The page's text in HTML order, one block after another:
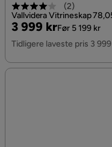
(2)
Vallvidera Vitrineskap
Pris
3 999 kr
Original
Pris
Før 5 199 kr
Tidligere laveste pris 3